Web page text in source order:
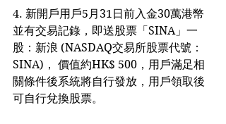
4. 新開戶用戶5月31日前入金30萬港幣
並有交易記錄，即送股票「SINA」一
股：新浪 (NASDAQ交易所股票代號：
SINA)， 價值約HK$ 500，用戶滿足相
關條件後系統將自行發放，用戶領取後
可自行兌換股票。